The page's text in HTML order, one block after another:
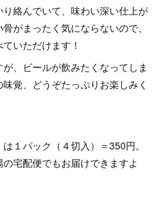
絡んでいて、味わい深い仕上が
がまったく気にならないので、
いただけます！
、ビールが飲みたくなってしま
覚、どうぞたっぷりお楽しみく
１パック（４切入）＝350円。
宅配便でもお届けできますよ